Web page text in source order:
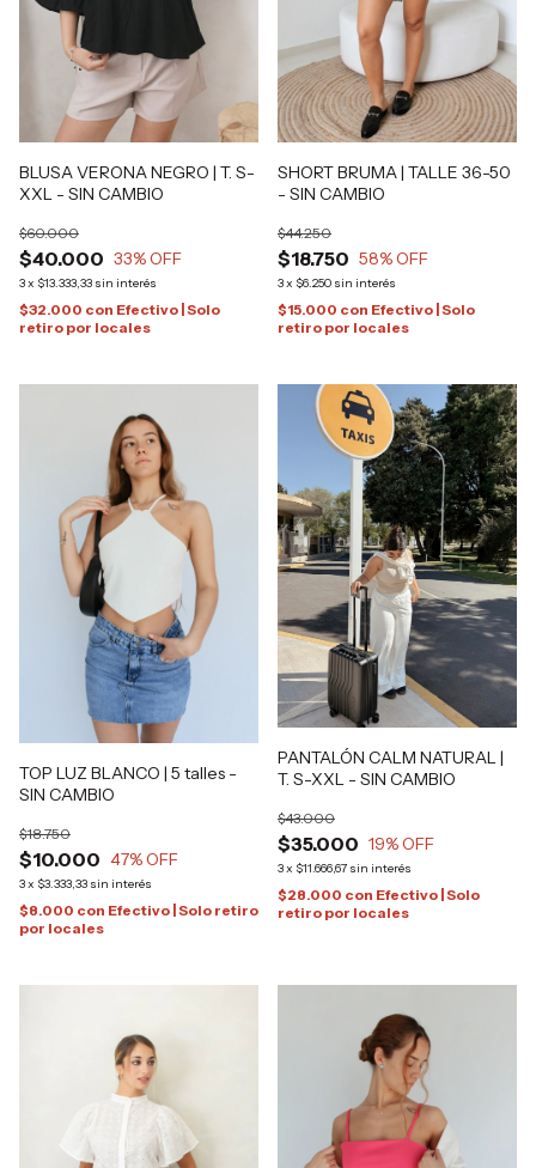
BLUSA VERONA NEGRO | T. S-
XXL - SIN CAMBIO
$40.000
$60.000
33% OFF
3x $13.333,33 sin interés
$32.000 con Efectivo | Solo
retiro por locales
SHORT BRUMA | TALLE 36-50
- SIN CAMBIO
$18.750
$44.250
58% OFF
3x $6.250 sin interés
$15.000 con Efectivo | Solo
retiro por locales
TOP LUZ BLANCO | 5 talles -
SIN CAMBIO
$10.000
$18.750
47% OFF
3x $3.333,33 sin interés
$8.000 con Efectivo | Solo retiro
por locales
PANTALÓN CALM NATURAL |
T. S-XXL - SIN CAMBIO
$35.000
$43.000
19% OFF
3x $11.666,67 sin interés
$28.000 con Efectivo | Solo
retiro por locales